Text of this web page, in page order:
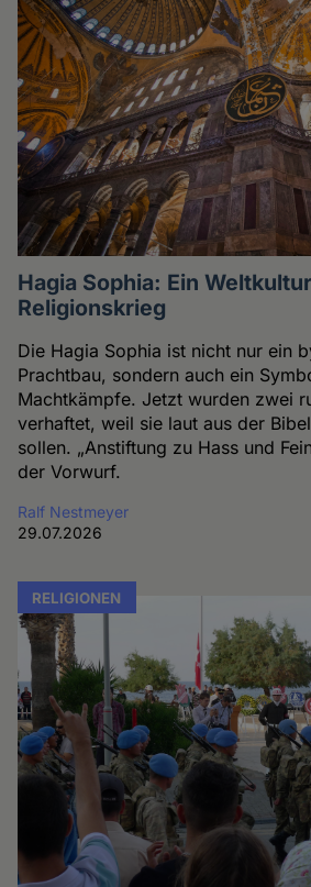
Hagia Sophia: Ein
Religionskrieg
Die Hagia Sophia ist nicht nur ein
Prachtbau, sondern auch ein
Machtkämpfe. Jetzt wurden zwei
verhaftet, weil sie laut aus der
sollen. „Anstiftung zu Hass und
der Vorwurf.
Ralf Nestmeyer
29.07.2026
RELIGIONEN